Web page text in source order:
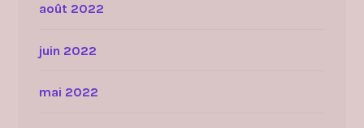
août 2022
juin 2022
mai 2022